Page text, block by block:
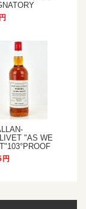
"AS WE
円